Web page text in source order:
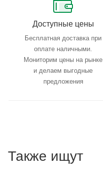
Доступные цены
Бесплатная доставка при
оплате наличными.
Мониторим цены на рынке
и делаем выгодные
предложения
Также ищут